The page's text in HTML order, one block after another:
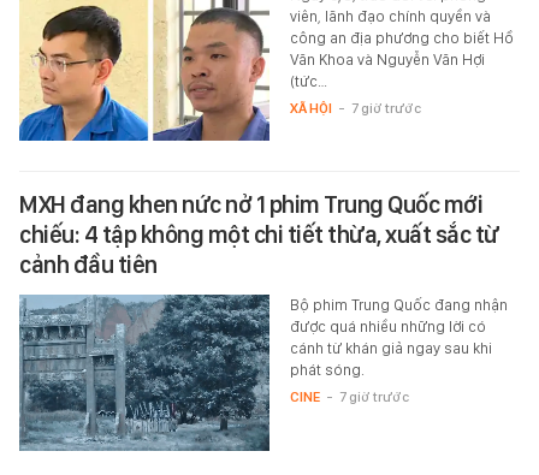
viên, lãnh đạo chính quyền và
công an địa phương cho biết Hồ
Văn Khoa và Nguyễn Văn Hợi
(tức…
XÃ HỘI - 7 giờ trước
MXH đang khen nức nở 1 phim Trung Quốc mới
chiếu: 4 tập không một chi tiết thừa, xuất sắc từ
cảnh đầu tiên
Bộ phim Trung Quốc đang nhận
được quá nhiều những lời có
cánh từ khán giả ngay sau khi
phát sóng.
CINE - 7 giờ trước